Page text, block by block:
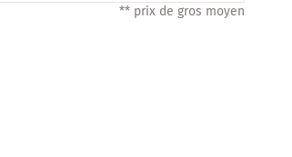
** prix de gros moyen